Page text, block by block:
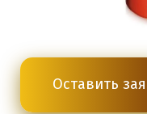
Оставить